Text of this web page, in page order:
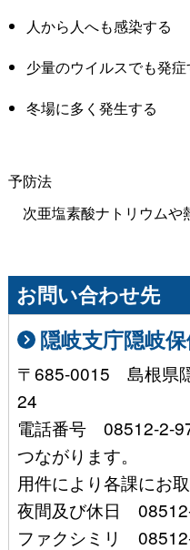
人から人へも感染する
少量のウイルスでも発症
冬場に多く発生する
予防法
次亜塩素酸ナトリウムや
お問い合わせ先
隠岐支庁隠岐
〒685-0015 島根県
24
電話番号 08512-2-
つながります。
用件により各課にお
夜間及び休日
ファクシミリ